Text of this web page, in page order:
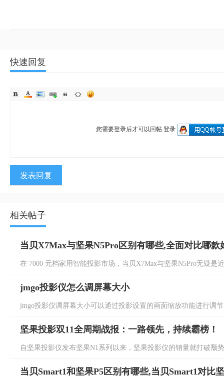
快速回复
您需要登录后才可以回帖 登录
发表回复
相关帖子
当贝X7Max与坚果N5Pro区别有哪些,全面对比哪款
在 7000 元档家用智能投影市场，当贝X7Max与坚果N5Pro无疑是
jmgo投影仪怎么调屏幕大小
jmgo投影仪调屏幕大小可以通过投影设置的画面缩放功能进行调
坚果投影双11全周期战报：一路领先，持续霸榜！
自坚果投影仪发布坚果N1系列以来，坚果投影仪的销量就打破颓
当贝Smart1和坚果P5区别有哪些,当贝Smart1对比